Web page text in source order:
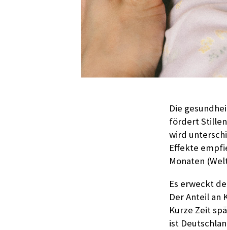
Die
fördert
wird
Effekte
Monaten
Es erweckt
Der Anteil an
Kurze Zeit
ist